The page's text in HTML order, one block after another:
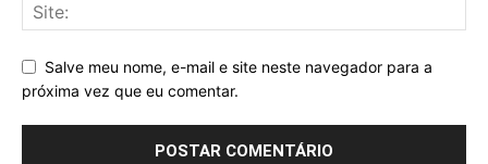
Salve meu nome, e-mail e site neste navegador para a
próxima vez que eu comentar.